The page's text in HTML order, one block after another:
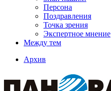
Персона
Поздравления
Точка зрения
Экспертное мнение
Между тем
Архив